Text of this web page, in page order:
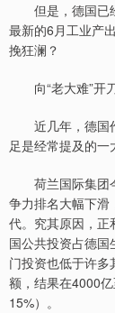
但是，德国已经
最新的6月工业产
挽狂澜？
向“老大难”开
近几年，德国作
足是经常提及的一
荷兰国际集团
争力排名大幅下滑
代。究其原因，正
国公共投资占德
门投资也低于许
额，结果在4000
15%）。